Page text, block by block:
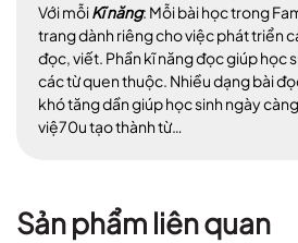
Với mỗiKĩ năng: Mỗi bài học trong
trang dành riêng cho việc phát triển
đọc, viết. Phần kĩ năng đọc giúp học
các từ quen thuộc. Nhiều dạng bài
khó tăng dần giúp học sinh ngày
việ70u tạo thành từ…
Sản phẩm liên quan